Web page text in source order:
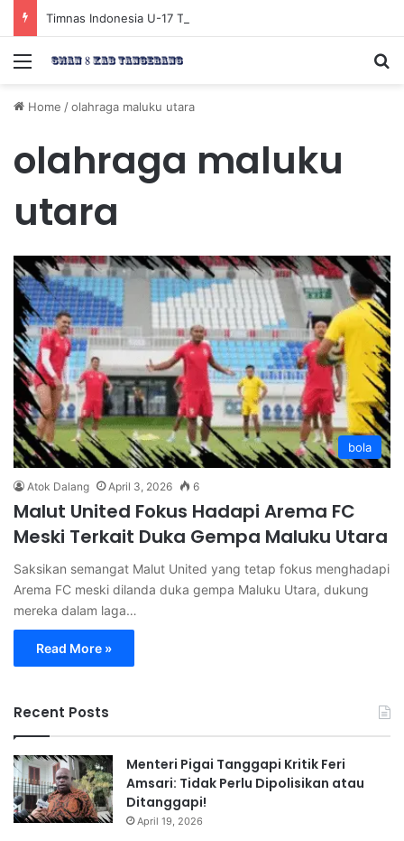
Menu
Home /olahraga maluku utara
olahraga maluku
utara
bola
Atok Dalang April 3, 2026 6
Malut United Fokus Hadapi Arema FC
Meski Terkait Duka Gempa Maluku Utara
Saksikan semangat Malut United yang tetap fokus menghadapi
Arema FC meski dilanda duka gempa Maluku Utara, dukung
mereka dalam laga…
Read More »
Recent Posts
Menteri Pigai Tanggapi Kritik Feri
Amsari: Tidak Perlu Dipolisikan atau
Ditanggapi!
April 19, 2026